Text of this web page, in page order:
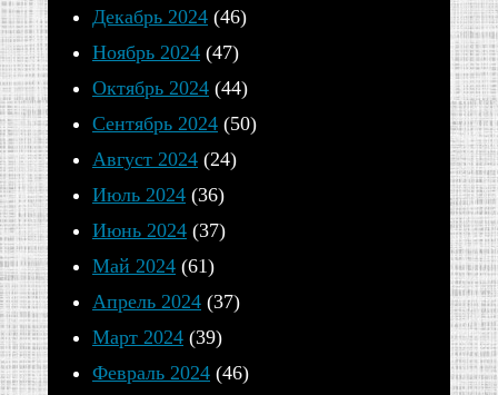
Многовековая
история
Российского
государства
свидетельствует
всему
миру
о
том,
что
защитой
Декабрь 2024 (46)
Ноябрь 2024 (47)
Октябрь 2024 (44)
Сентябрь 2024 (50)
Август 2024 (24)
Июль 2024 (36)
Июнь 2024 (37)
Май 2024 (61)
Апрель 2024 (37)
Март 2024 (39)
Февраль 2024 (46)